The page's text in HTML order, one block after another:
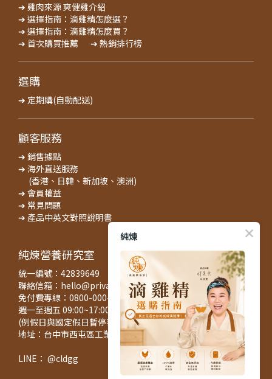
➔ 雞肉來源 爽健雞介紹
➔ 選擇指南：滴雞精怎麼選？
➔ 選擇指南：滴雞精怎麼買？
➔ 首次購買推薦
➔ 熱銷排行榜
選購
➔ 定期購(自動配送)
顧客服務
➔ 銷售據點
➔ 海外直送服務
(香港、日韓、新加坡、澳洲)
➔ 會員權益
➔ 常見問題
➔ 產品中英文對照說明書
純煉營養研究室
統一編號：42839649
聯絡信箱：hello@privatecuisine.tw
免付費專線：0800-000-422
週一至週五 09:00~17:00
(例假日與國定假日暫停客服與出貨服務)
地址：台中市西屯區工業區一路127之3號5樓
LINE： @cldgg
純煉